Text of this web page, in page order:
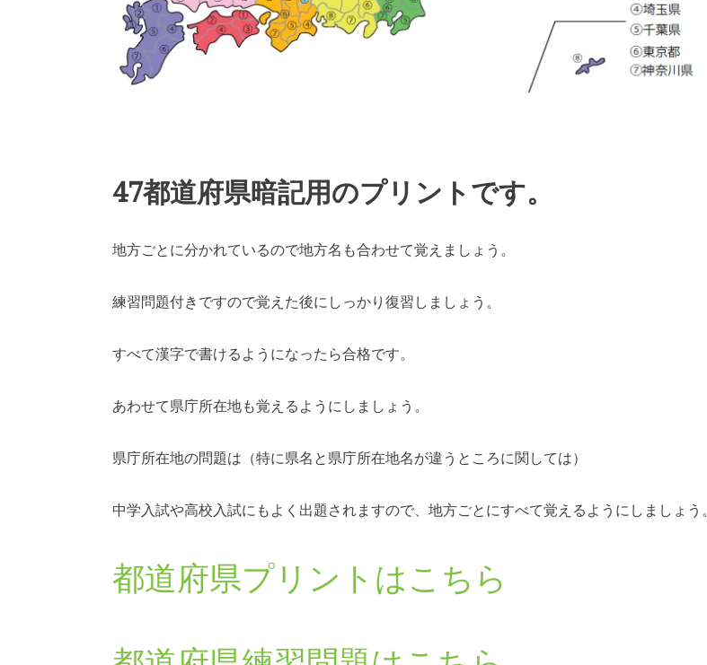
47都道府県暗記用のプリントです。
地方ごとに分かれているので地方名も合わせて覚えましょう。
練習問題付きですので覚えた後にしっかり復習しましょう。
すべて漢字で書けるようになったら合格です。
あわせて県庁所在地も覚えるようにしましょう。
県庁所在地の問題は（特に県名と県庁所在地名が違うところに関しては）
中学入試や高校入試にもよく出題されますので、地方ごとにすべて覚えるようにしましょう。
都道府県プリントはこちら